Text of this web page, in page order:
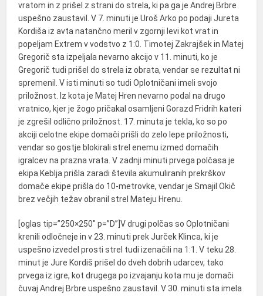
vratom in z prišel z strani do strela, ki pa ga je Andrej Brbre
uspešno zaustavil. V 7. minuti je Uroš Arko po podaji Jureta
Kordiša iz avta natančno meril v zgornji levi kot vrat in
popeljam Extrem v vodstvo z 1:0. Timotej Zakrajšek in Matej
Gregorič sta izpeljala nevarno akcijo v 11. minuti, ko je
Gregorič tudi prišel do strela iz obrata, vendar se rezultat ni
spremenil. V isti minuti so tudi Oplotničani imeli svojo
priložnost. Iz kota je Matej Hren nevarno podal na drugo
vratnico, kjer je žogo pričakal osamljeni Gorazd Fridrih kateri
je zgrešil odlično priložnost. 17. minuta je tekla, ko so po
akciji celotne ekipe domači prišli do zelo lepe priložnosti,
vendar so gostje blokirali strel enemu izmed domačih
igralcev na prazna vrata. V zadnji minuti prvega polčasa je
ekipa Keblja prišla zaradi števila akumuliranih prekrškov
domače ekipe prišla do 10-metrovke, vendar je Smajil Okič
brez večjih težav obranil strel Mateju Hrenu.
[oglas tip=”250×250″ p=”D”]V drugi polčas so Oplotničani
krenili odločneje in v 23. minuti prek Jurček Klinca, ki je
uspešno izvedel prosti strel tudi izenačili na 1:1. V teku 28.
minut je Jure Kordiš prišel do dveh dobrih udarcev, tako
prvega iz igre, kot drugega po izvajanju kota mu je domači
čuvaj Andrej Brbre uspešno zaustavil. V 30. minuti sta imela